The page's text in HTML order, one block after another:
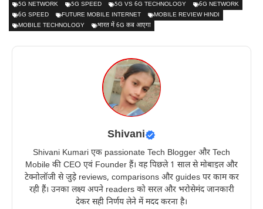
5G NETWORK 5G SPEED 5G VS 6G TECHNOLOGY
6G NETWORK
6G SPEED
FUTURE MOBILE INTERNET
MOBILE REVIEW HINDI
MOBILE TECHNOLOGY
भारत में 6G कब आएगा
Shivani
Shivani Kumari एक passionate Tech Blogger और Tech
Mobile की CEO एवं Founder हैं। वह पिछले 1 साल से मोबाइल और
टेक्नोलॉजी से जुड़े reviews, comparisons और guides पर काम कर
रही हैं। उनका लक्ष्य अपने readers को सरल और भरोसेमंद जानकारी
देकर सही निर्णय लेने में मदद करना है।